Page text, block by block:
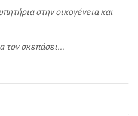
στην οικογένεια και
τον σκεπάσει...